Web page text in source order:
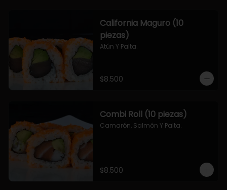
California Maguro (10
piezas)
Atún Y Palta.
$8.500
Combi Roll (10 piezas)
Camarón, Salmón Y Palta.
$8.500